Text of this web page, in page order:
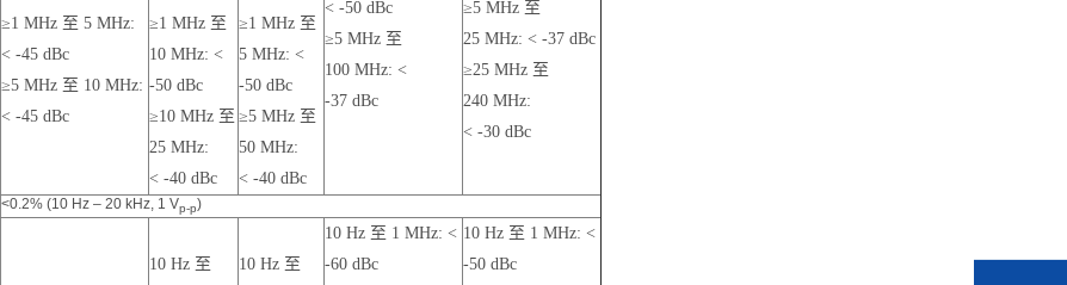
≥1 MHz 至 5 MHz:
< -45 dBc
≥5 MHz 至 10 MHz:
< -45 dBc
≥1 MHz 至
10 MHz: <
-50 dBc
≥10 MHz 至
25 MHz:
< -40 dBc
≥1 MHz 至
5 MHz: <
-50 dBc
≥5 MHz 至
50 MHz:
< -40 dBc
< -50 dBc
≥5 MHz 至
100 MHz: <
-37 dBc
≥5 MHz 至
25 MHz: < -37 dBc
≥25 MHz 至
240 MHz:
< -30 dBc
<0.2% (10 Hz – 20 kHz, 1 Vp-p)
10 Hz 至
10 Hz 至
10 Hz 至 1 MHz: <
-60 dBc
10 Hz 至 1 MHz: <
-50 dBc